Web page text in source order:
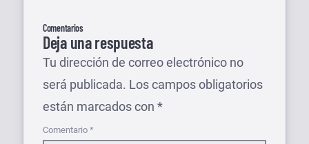
Comentarios
Deja una respuesta
Tu dirección de correo electrónico no
será publicada. Los campos obligatorios
están marcados con *
Comentario *